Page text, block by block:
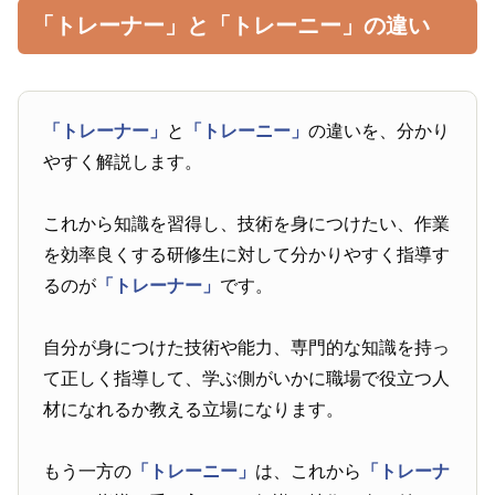
「トレーナー」と「トレーニー」の違い
「トレーナー」 と 「トレーニー」の違いを、分かり
やすく解説します。
これから知識を習得し、技術を身につけたい、作業
を効率良くする研修生に対して分かりやすく指導す
るのが 「トレーナー」 です。
自分が身につけた技術や能力、専門的な知識を持っ
て正しく指導して、学ぶ側がいかに職場で役立つ人
材になれるか教える立場になります。
もう一方の 「トレーニー」 は、これから
「トレーナ